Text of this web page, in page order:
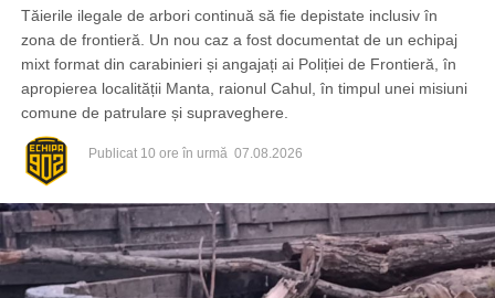
Tăierile ilegale de arbori continuă să fie depistate inclusiv în
zona de frontieră. Un nou caz a fost documentat de un echipaj
mixt format din carabinieri și angajați ai Poliției de Frontieră, în
apropierea localității Manta, raionul Cahul, în timpul unei misiuni
comune de patrulare și supraveghere.
Publicat 10 ore în urmă 07.08.2026